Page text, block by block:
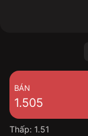
BÁN
1.505
Thấp: 1.51